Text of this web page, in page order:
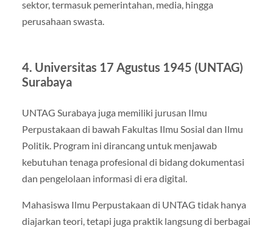
sektor, termasuk pemerintahan, media, hingga
perusahaan swasta.
4. Universitas 17 Agustus 1945 (UNTAG)
Surabaya
UNTAG Surabaya juga memiliki jurusan Ilmu
Perpustakaan di bawah Fakultas Ilmu Sosial dan Ilmu
Politik. Program ini dirancang untuk menjawab
kebutuhan tenaga profesional di bidang dokumentasi
dan pengelolaan informasi di era digital.
Mahasiswa Ilmu Perpustakaan di UNTAG tidak hanya
diajarkan teori, tetapi juga praktik langsung di berbagai